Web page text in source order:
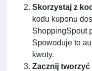
Skorzystaj z
kodu kuponu
ShoppingSpout
Spowoduje to
kwoty.
Zacznij tworzyć